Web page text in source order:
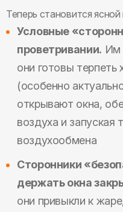
Теперь становится
Условные
проветривании. Им
они готовы терпеть
(особенно
открывают окна,
воздуха и
воздухообмена
Сторонники
держать окна
они привыкли к